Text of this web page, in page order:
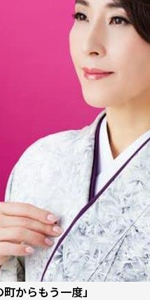
町からもう一度」